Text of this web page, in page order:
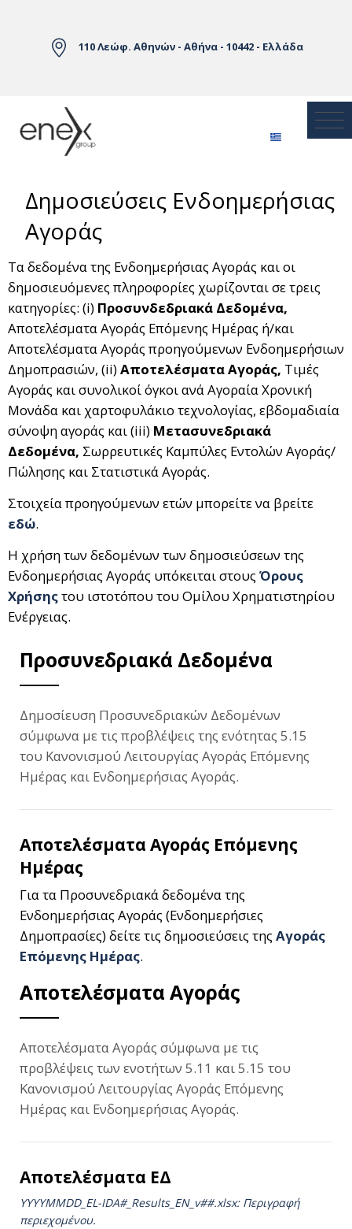
110 Λεώφ. Αθηνών - Αθήνα - 10442 - Ελλάδα
Δημοσιεύσεις Ενδοημερήσιας
Αγοράς
Τα δεδομένα της Ενδοημερήσιας Αγοράς και οι
δημοσιευόμενες πληροφορίες χωρίζονται σε τρεις
κατηγορίες: (i) Προσυνδεδριακά Δεδομένα,
Αποτελέσματα Αγοράς Επόμενης Ημέρας ή/και
Αποτελέσματα Αγοράς προηγούμενων Ενδοημερήσιων
Δημοπρασιών, (ii)Αποτελέσματα Αγοράς, Τιμές
Αγοράς και συνολικοί όγκοι ανά Αγοραία Χρονική
Μονάδα και χαρτοφυλάκιο τεχνολογίας, εβδομαδιαία
σύνοψη αγοράς και (iii) Μετασυνεδριακά
Δεδομένα, Σωρρευτικές Καμπύλες Εντολών Αγοράς/
Πώλησης και Στατιστικά Αγοράς.
Στοιχεία προηγούμενων ετών μπορείτε να βρείτε
εδώ.
Η χρήση των δεδομένων των δημοσιεύσεων της
Ενδοημερήσιας Αγοράς υπόκειται στους Όρους
Χρήσηςτου ιστοτόπου του Ομίλου Χρηματιστηρίου
Ενέργειας.
Προσυνεδριακά Δεδομένα
Δημοσίευση Προσυνεδριακών Δεδομένων
σύμφωνα με τις προβλέψεις της ενότητας 5.15
του Κανονισμού Λειτουργίας Αγοράς Επόμενης
Ημέρας και Ενδοημερήσιας Αγοράς.
Αποτελέσματα Αγοράς Επόμενης
Ημέρας
Για τα Προσυνεδριακά δεδομένα της
Ενδοημερήσιας Αγοράς (Ενδοημερήσιες
Δημοπρασίες) δείτε τις δημοσιεύσεις της Αγοράς
Επόμενης Ημέρας.
Αποτελέσματα Αγοράς
Αποτελέσματα Αγοράς σύμφωνα με τις
προβλέψεις των ενοτήτων 5.11 και 5.15 του
Κανονισμού Λειτουργίας Αγοράς Επόμενης
Ημέρας και Ενδοημερήσιας Αγοράς.
Αποτελέσματα ΕΔ
YYYYMMDD_EL-IDA#_Results_ΕΝ_v##.xlsx: Περιγραφή
περιεχομένου.